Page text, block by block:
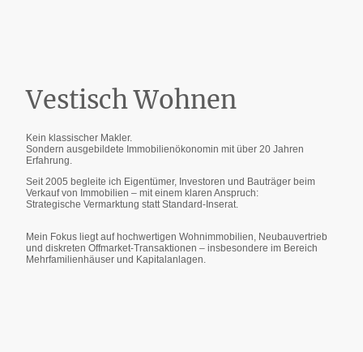
Vestisch Wohnen
Kein klassischer Makler.
Sondern ausgebildete Immobilienökonomin mit über 20 Jahren
Erfahrung.
Seit 2005 begleite ich Eigentümer, Investoren und Bauträger beim
Verkauf von Immobilien – mit einem klaren Anspruch:
Strategische Vermarktung statt Standard-Inserat.
Mein Fokus liegt auf hochwertigen Wohnimmobilien, Neubauvertrieb
und diskreten Offmarket-Transaktionen – insbesondere im Bereich
Mehrfamilienhäuser und Kapitalanlagen.